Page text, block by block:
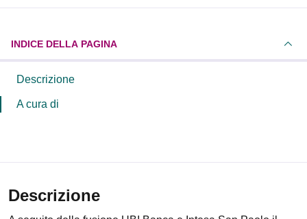
INDICE DELLA PAGINA
Descrizione
A cura di
Descrizione